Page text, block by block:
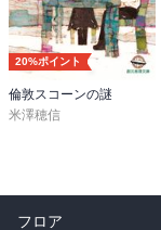
20%ポイント
倫敦スコーンの謎
米澤穂信
フロア